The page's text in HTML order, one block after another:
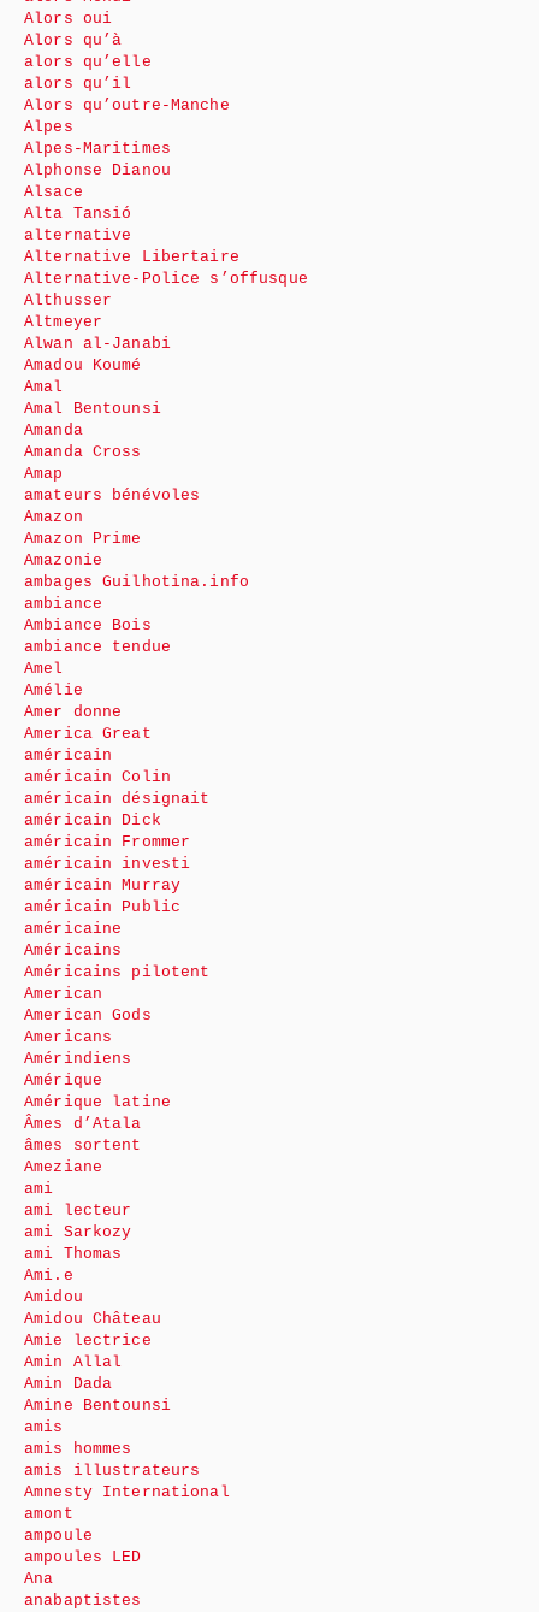
Alors oui
Alors qu’à
alors qu’elle
alors qu’il
Alors qu’outre-Manche
Alpes
Alpes-Maritimes
Alphonse Dianou
Alsace
Alta Tansió
alternative
Alternative Libertaire
Alternative-Police s’offusque
Althusser
Altmeyer
Alwan al-Janabi
Amadou Koumé
Amal
Amal Bentounsi
Amanda
Amanda Cross
Amap
amateurs bénévoles
Amazon
Amazon Prime
Amazonie
ambages Guilhotina.info
ambiance
Ambiance Bois
ambiance tendue
Amel
Amélie
Amer donne
America Great
américain
américain Colin
américain désignait
américain Dick
américain Frommer
américain investi
américain Murray
américain Public
américaine
Américains
Américains pilotent
American
American Gods
Americans
Amérindiens
Amérique
Amérique latine
Âmes d’Atala
âmes sortent
Ameziane
ami
ami lecteur
ami Sarkozy
ami Thomas
Ami.e
Amidou
Amidou Château
Amie lectrice
Amin Allal
Amin Dada
Amine Bentounsi
amis
amis hommes
amis illustrateurs
Amnesty International
amont
ampoule
ampoules LED
Ana
anabaptistes